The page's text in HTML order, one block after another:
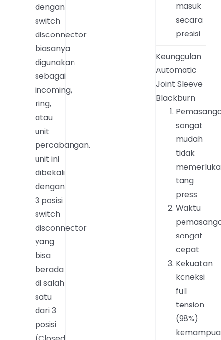
dengan
switch
disconnector
biasanya
digunakan
sebagai
incoming,
ring,
atau
unit
percabangan.
unit ini
dibekali
dengan
3 posisi
switch
disconnector
yang
bisa
berada
di salah
satu
dari 3
posisi
masuk
secara
presisi
Keunggulan
Automatic
Joint Sleeve
Blackburn
sangat
mudah
tidak
tang
press
Waktu
sangat
cepat
Kekuatan
koneksi
full
tension
(98%)